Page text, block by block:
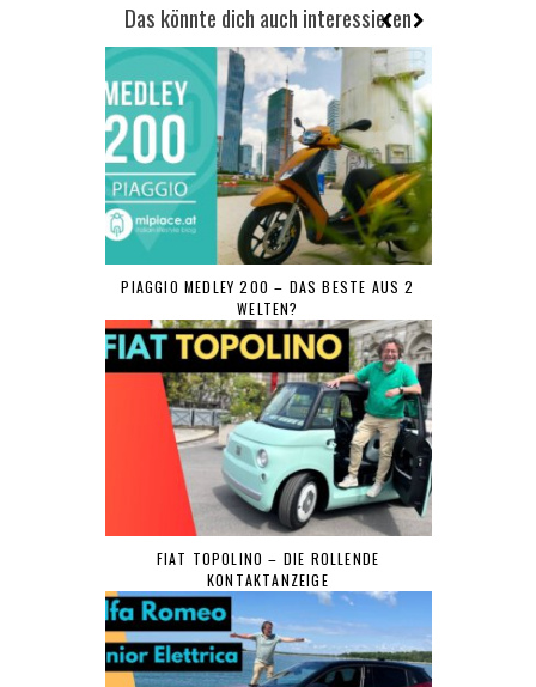
Das könnte dich auch interessieren
PIAGGIO MEDLEY 200 – DAS BESTE AUS 2
WELTEN?
FIAT TOPOLINO – DIE ROLLENDE
KONTAKTANZEIGE